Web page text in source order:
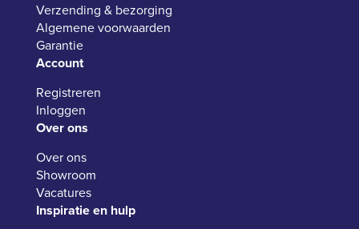
Verzending & bezorging
Algemene voorwaarden
Garantie
Account
Registreren
Inloggen
Over ons
Over ons
Showroom
Vacatures
Inspiratie en hulp